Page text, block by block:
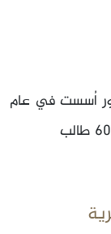
اُسست في عام